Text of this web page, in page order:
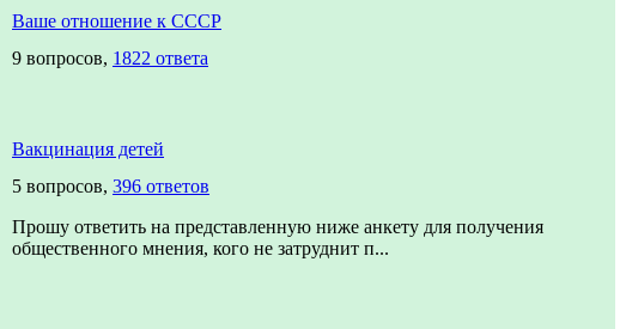
Ваше отношение к СССР
9 вопросов, 1822 ответа
Вакцинация детей
5 вопросов, 396 ответов
Прошу ответить на представленную ниже анкету для получения
общественного мнения, кого не затруднит п...